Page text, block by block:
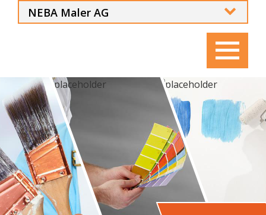
NEBA Maler AG
NEBA Therm AG
NEBA Renocasa AG
Siegrist und Tschuor AG
Bär Dachtechnik AG